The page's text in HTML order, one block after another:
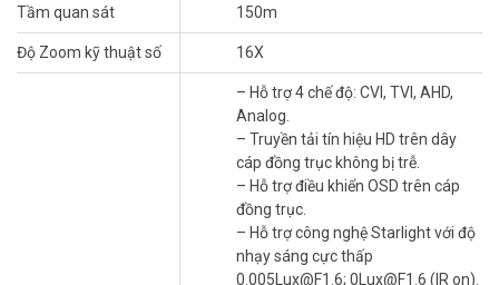
– Kích thước 310.0 mm × Φ185.7 mm
– Trọng lượng 3.9 kg
– Xuất xứ: Trung Quốc
Đặt mua hàng Online ngay hôm nay để được hỗ trợ giá tốt nhất.
Facebook Vuhoangtelecom
Tầm quan sát 150m
Độ Zoom kỹ thuật số 16X
– Hỗ trợ 4 chế độ: CVI, TVI, AHD,
Analog.
– Truyền tải tín hiệu HD trên dây
cáp đồng trục không bị trễ.
– Hỗ trợ điều khiển OSD trên cáp
đồng trục.
– Hỗ trợ công nghệ Starlight với độ
nhạy sáng cực thấp
0.005Lux@F1.6; 0Lux@F1.6 (IR on).